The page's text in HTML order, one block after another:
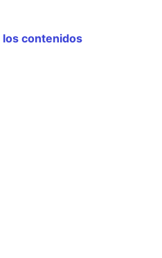
contenidos